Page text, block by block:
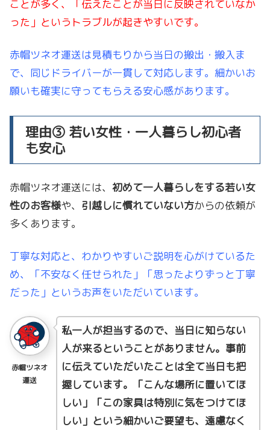
ことが多く、「伝えたことが当日に反映されていなか
った」というトラブルが起きやすいです。
赤帽ツネオ運送は見積もりから当日の搬出・搬入ま
で、同じドライバーが一貫して対応します。細かいお
願いも確実に守ってもらえる安心感があります。
理由③ 若い女性・一人暮らし初心者
も安心
赤帽ツネオ運送には、 初めて一人暮らしをする若い女
性のお客様や、 引越しに慣れていない方からの依頼が
多くあります。
丁寧な対応と、わかりやすいご説明を心がけているた
め、「不安なく任せられた」「思ったよりずっと丁寧
だった」というお声をいただいています。
赤帽ツネオ
運送
私一人が担当するので、当日に知らない
人が来るということがありません。事前
に伝えていただいたことは全て当日も把
握しています。「こんな場所に置いてほ
しい」「この家具は特別に気をつけてほ
しい」という細かいご要望も、遠慮なく